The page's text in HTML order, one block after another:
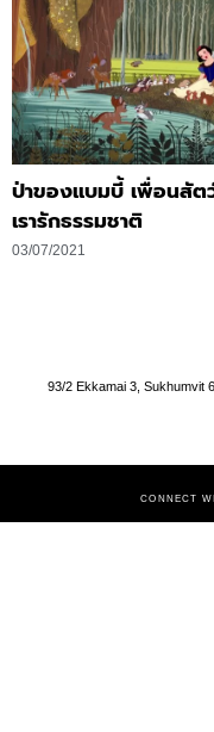
ป่าของแบมบี้ เพื่อนสัต
เรารักธรรมชาติ
03/07/2021
93/2 Ekkamai 3, Sukhumvit
CONNECT